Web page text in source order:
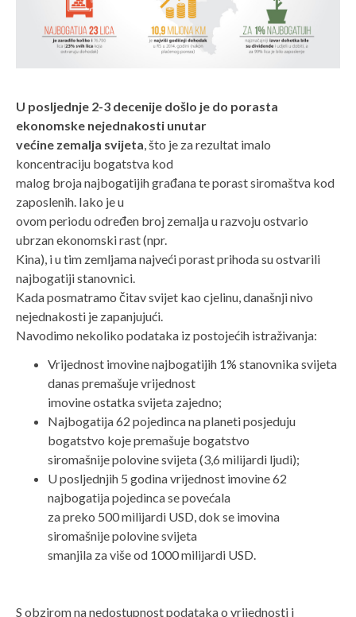
U posljednje 2-3 decenije došlo je do porasta
ekonomske nejednakosti unutar
većine zemalja svijeta, što je za rezultat imalo
koncentraciju bogatstva kod
malog broja najbogatijih građana te porast siromaštva kod
zaposlenih. Iako je u
ovom periodu određen broj zemalja u razvoju ostvario
ubrzan ekonomski rast (npr.
Kina), i u tim zemljama najveći porast prihoda su ostvarili
najbogatiji stanovnici.
Kada posmatramo čitav svijet kao cjelinu, današnji nivo
nejednakosti je zapanjujući.
Navodimo nekoliko podataka iz postojećih istraživanja:
Vrijednost imovine najbogatijih 1% stanovnika svijeta
danas premašuje vrijednost
imovine ostatka svijeta zajedno;
Najbogatija 62 pojedinca na planeti posjeduju
bogatstvo koje premašuje bogatstvo
siromašnije polovine svijeta (3,6 milijardi ljudi);
U posljednjih 5 godina vrijednost imovine 62
najbogatija pojedinca se povećala
za preko 500 milijardi USD, dok se imovina
siromašnije polovine svijeta
smanjila za više od 1000 milijardi USD.
S obzirom na nedostupnost podataka o vrijednosti i